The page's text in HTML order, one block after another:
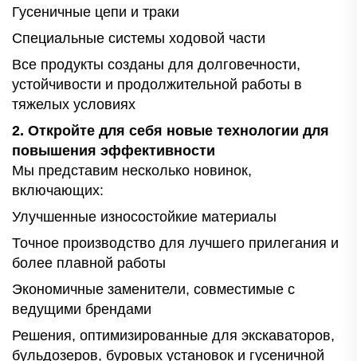
Гусеничные цепи и траки
Специальные системы ходовой части
Все продукты созданы для долговечности,
устойчивости и продолжительной работы в
тяжелых условиях
2. Откройте для себя новые технологии для
повышения эффективности
Мы представим несколько новинок,
включающих:
Улучшенные износостойкие материалы
Точное производство для лучшего прилегания и
более плавной работы
Экономичные заменители, совместимые с
ведущими брендами
Решения, оптимизированные для экскаваторов,
бульдозеров, буровых установок и гусеничной